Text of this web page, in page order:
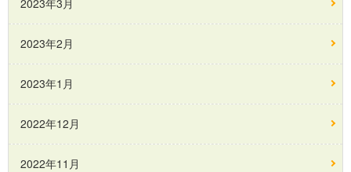
2023年3月
2023年2月
2023年1月
2022年12月
2022年11月